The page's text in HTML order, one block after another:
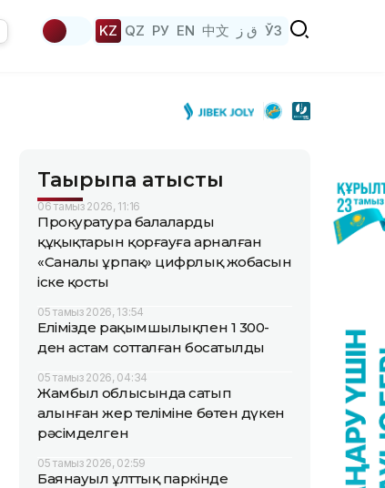
KZ QZ РУ EN 中文 ق ز ЎЗ
Тақырыпқа қатысты
06 тамыз 2026, 11:16
Прокуратура балалардың
құқықтарын қорғауға арналған
«Саналы ұрпақ» цифрлық жобасын
іске қосты
05 тамыз 2026, 13:54
Елімізде рақымшылықпен 1 300-
ден астам сотталған босатылды
05 тамыз 2026, 04:34
Жамбыл облысында сатып
алынған жер теліміне бөтен дүкен
рәсімделген
05 тамыз 2026, 02:59
Баянауыл ұлттық паркінде